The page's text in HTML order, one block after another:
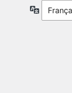
Langue